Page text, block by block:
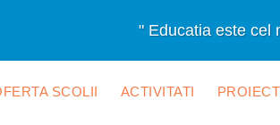
" Educatia este cel
SCOLII ACTIVITATI